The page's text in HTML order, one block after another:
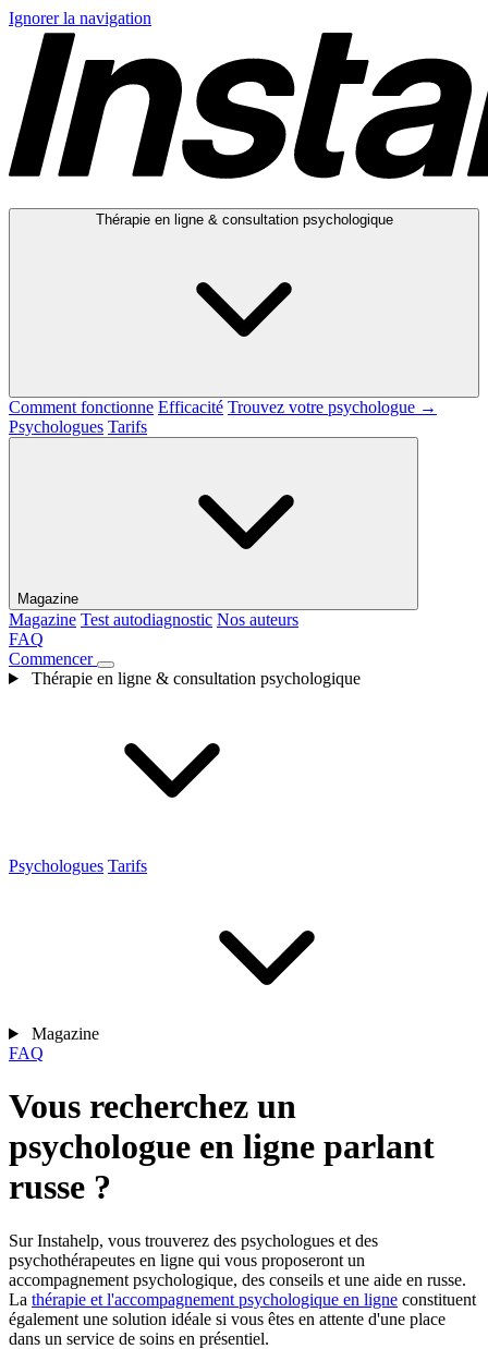
Ignorer la navigation
Thérapie en ligne & consultation psychologique
Comment fonctionne Efficacité Trouvez votre psychologue →
Psychologues Tarifs
Magazine
Magazine Test autodiagnostic Nos auteurs
FAQ
Commencer
Thérapie en ligne & consultation psychologique
Psychologues Tarifs
Magazine
FAQ
Vous recherchez un
psychologue en ligne parlant
russe ?
Sur Instahelp, vous trouverez des psychologues et des
psychothérapeutes en ligne qui vous proposeront un
accompagnement psychologique, des conseils et une aide en russe.
La thérapie et l'accompagnement psychologique en ligne constituent
également une solution idéale si vous êtes en attente d'une place
dans un service de soins en présentiel.